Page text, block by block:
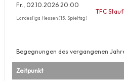
Fr., 02.10.2026 20:00
Landesliga Hessen (15. Spieltag)
TFC
Begegnungen des vergangenen
Zeitpunkt